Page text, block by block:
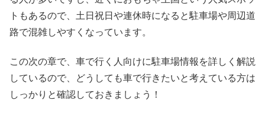
トもあるので、土日祝日や連休時になると駐車場や周辺道
路で混雑しやすくなっています。
この次の章で、車で行く人向けに駐車場情報を詳しく解説
しているので、どうしても車で行きたいと考えている方は
しっかりと確認しておきましょう！